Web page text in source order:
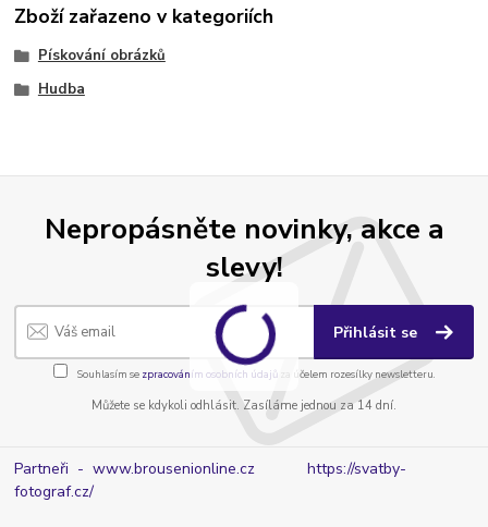
Zboží zařazeno v kategoriích
Pískování obrázků
Hudba
Nepropásněte novinky, akce a
slevy!
Přihlásit se
Souhlasím se zpracováním osobních údajůza účelem rozesílky newsletteru.
Můžete se kdykoli odhlásit. Zasíláme jednou za 14 dní.
Partneři - www.brousenionline.czhttps://svatby-
fotograf.cz/